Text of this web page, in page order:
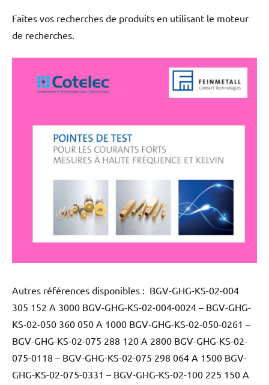
Faites vos recherches de produits en utilisant le moteur
de recherches.
Autres références disponibles : BGV-GHG-KS-02-004
305 152 A 3000 BGV-GHG-KS-02-004-0024 – BGV-GHG-
KS-02-050 360 050 A 1000 BGV-GHG-KS-02-050-0261 –
BGV-GHG-KS-02-075 288 120 A 2800 BGV-GHG-KS-02-
075-0118 – BGV-GHG-KS-02-075 298 064 A 1500 BGV-
GHG-KS-02-075-0331 – BGV-GHG-KS-02-100 225 150 A